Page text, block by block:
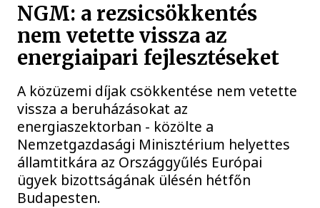
NGM: a rezsicsökkentés
nem vetette vissza az
energiaipari fejlesztéseket
A közüzemi díjak csökkentése nem vetette
vissza a beruházásokat az
energiaszektorban - közölte a
Nemzetgazdasági Minisztérium helyettes
államtitkára az Országgyűlés Európai
ügyek bizottságának ülésén hétfőn
Budapesten.